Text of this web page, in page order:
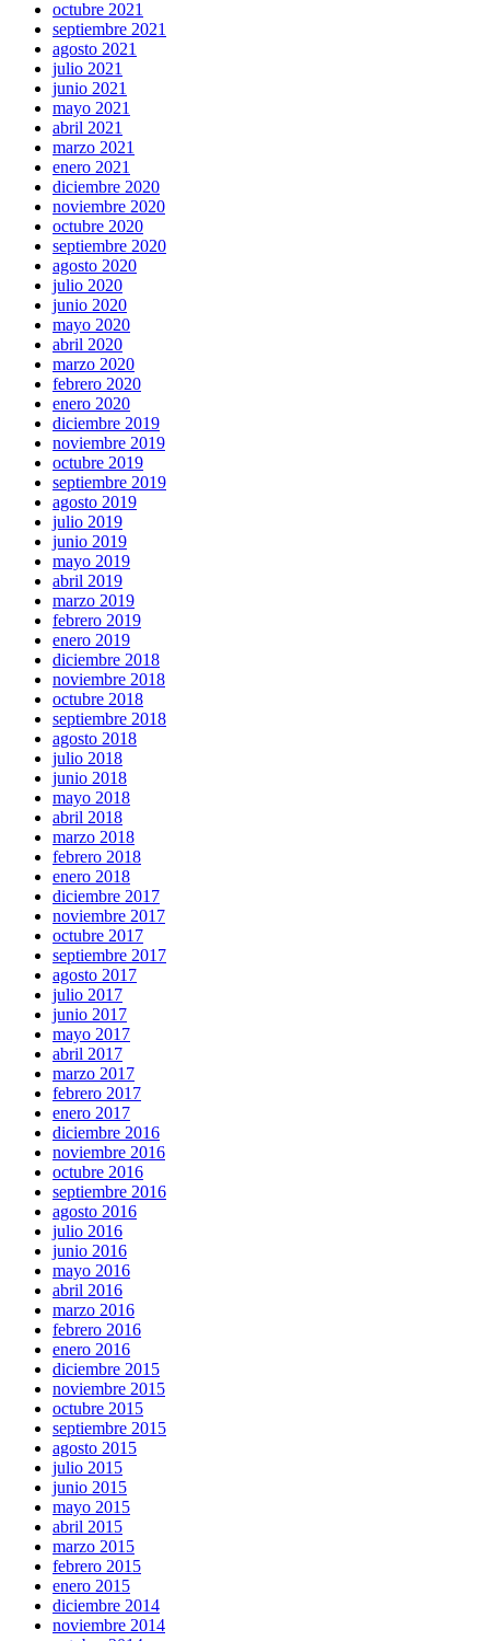
octubre 2021
septiembre 2021
agosto 2021
julio 2021
junio 2021
mayo 2021
abril 2021
marzo 2021
enero 2021
diciembre 2020
noviembre 2020
octubre 2020
septiembre 2020
agosto 2020
julio 2020
junio 2020
mayo 2020
abril 2020
marzo 2020
febrero 2020
enero 2020
diciembre 2019
noviembre 2019
octubre 2019
septiembre 2019
agosto 2019
julio 2019
junio 2019
mayo 2019
abril 2019
marzo 2019
febrero 2019
enero 2019
diciembre 2018
noviembre 2018
octubre 2018
septiembre 2018
agosto 2018
julio 2018
junio 2018
mayo 2018
abril 2018
marzo 2018
febrero 2018
enero 2018
diciembre 2017
noviembre 2017
octubre 2017
septiembre 2017
agosto 2017
julio 2017
junio 2017
mayo 2017
abril 2017
marzo 2017
febrero 2017
enero 2017
diciembre 2016
noviembre 2016
octubre 2016
septiembre 2016
agosto 2016
julio 2016
junio 2016
mayo 2016
abril 2016
marzo 2016
febrero 2016
enero 2016
diciembre 2015
noviembre 2015
octubre 2015
septiembre 2015
agosto 2015
julio 2015
junio 2015
mayo 2015
abril 2015
marzo 2015
febrero 2015
enero 2015
diciembre 2014
noviembre 2014